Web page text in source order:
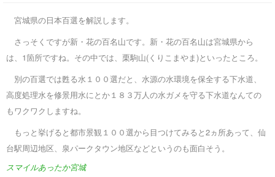
宮城県の日本百選を解説します。
さっそくですが新・花の百名山です。新・花の百名山は宮城県から
は、1箇所ですね。その中では、栗駒山(くりこまやま)といったところ。
別の百選では甦る水１００選だと、水源の水環境を保全する下水道、
高度処理水を修景用水にとか１８３万人の水ガメを守る下水道なんての
もワクワクしますね。
もっと挙げると都市景観１００選から目つけてみると2ヵ所あって、仙
台駅周辺地区、泉パークタウン地区などというのも面白そう。
スマイルあったか宮城